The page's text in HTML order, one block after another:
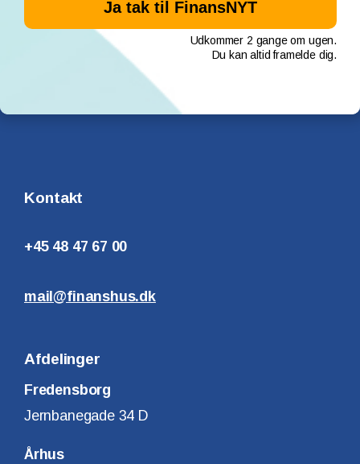
Udkommer 2 gange om ugen.
Du kan altid framelde dig.
Kontakt
+45 48 47 67 00
mail@finanshus.dk
Afdelinger
Fredensborg
Jernbanegade 34 D
Århus